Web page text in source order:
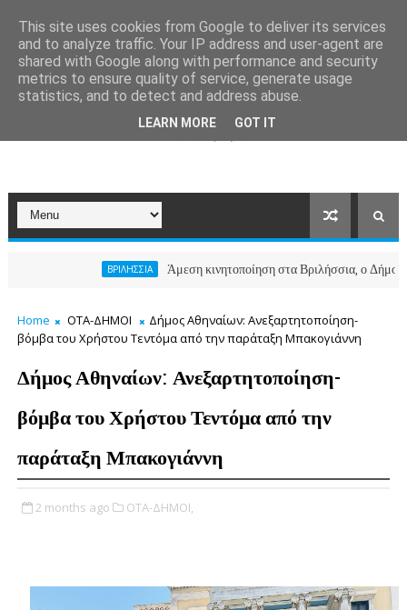
Άμεση κινητοποίηση στα Βριλήσσια, ο Δήμος ανοίγει
Home ΟΤΑ-ΔΗΜΟΙ
Δήμος Αθηναίων: Ανεξαρτητοποίηση-
βόμβα του Χρήστου Τεντόμα από την παράταξη Μπακογιάννη
Δήμος Αθηναίων: Ανεξαρτητοποίηση-
βόμβα του Χρήστου Τεντόμα από την
παράταξη Μπακογιάννη
2 months ago ΟΤΑ-ΔΗΜΟΙ,
This site uses cookies from Google to deliver its services
and to analyze traffic. Your IP address and user-agent are
shared with Google along with performance and security
metrics to ensure quality of service, generate usage
statistics, and to detect and address abuse.
LEARN MORE GOT IT